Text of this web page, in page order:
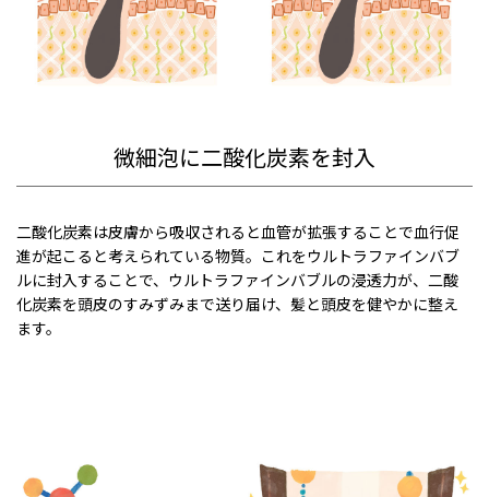
微細泡に二酸化炭素を封入
二酸化炭素は皮膚から吸収されると血管が拡張することで血行促
進が起こると考えられている物質。これをウルトラファインバブ
ルに封入することで、ウルトラファインバブルの浸透力が、二酸
化炭素を頭皮のすみずみまで送り届け、髪と頭皮を健やかに整え
ます。